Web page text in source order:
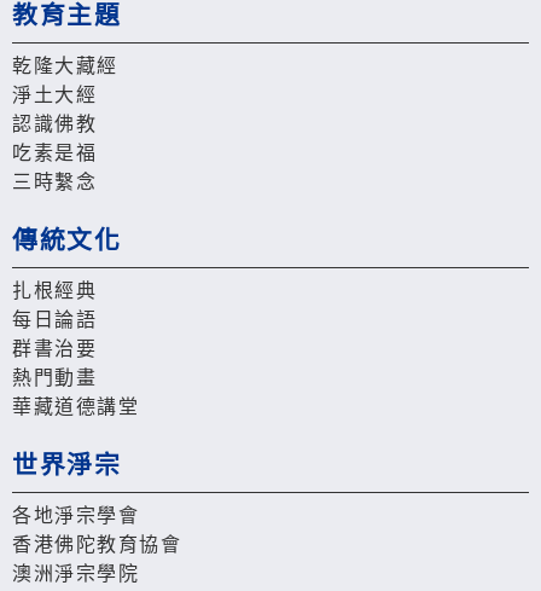
教育主題
乾隆大藏經
淨土大經
認識佛教
吃素是福
三時繫念
傳統文化
扎根經典
每日論語
群書治要
熱門動畫
華藏道德講堂
世界淨宗
各地淨宗學會
香港佛陀教育協會
澳洲淨宗學院